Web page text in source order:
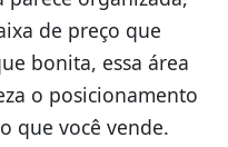
de preço que
bonita, essa área
o posicionamento
que você vende.